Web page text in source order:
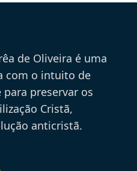
de Oliveira é uma
com o intuito de
preservar os
Cristã,
anticristã.